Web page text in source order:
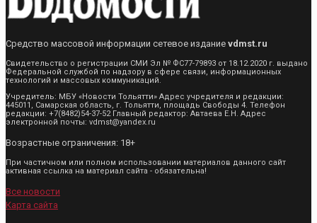
Средство массовой информации сетевое издание vdmst.ru
Свидетельство о регистрации СМИ Эл № ФС77-79893 от 18.12.2020 г. выдано
Федеральной службой по надзору в сфере связи, информационных
технологий и массовых коммуникаций.
Учредитель: МБУ «Новости Тольятти» Адрес учредителя и редакции:
445011, Самарская область, г. Тольятти, площадь Свободы 4. Телефон
редакции: +7(8482)54-37-52 Главный редактор: Автаева Е.Н. Адрес
электронной почты: vdmst@yandex.ru
Возрастные ограничения: 18+
При частичном или полном использовании материалов данного сайт
активная ссылка на материал сайта - обязательна!
Все новости
Карта сайта